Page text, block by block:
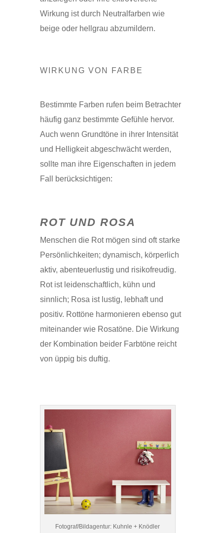
Wirkung ist durch Neutralfarben wie
beige oder hellgrau abzumildern.
WIRKUNG VON FARBE
Bestimmte Farben rufen beim Betrachter
häufig ganz bestimmte Gefühle hervor.
Auch wenn Grundtöne in ihrer Intensität
und Helligkeit abgeschwächt werden,
sollte man ihre Eigenschaften in jedem
Fall berücksichtigen:
ROT UND ROSA
Menschen die Rot mögen sind oft starke
Persönlichkeiten; dynamisch, körperlich
aktiv, abenteuerlustig und risikofreudig.
Rot ist leidenschaftlich, kühn und
sinnlich; Rosa ist lustig, lebhaft und
positiv. Rottöne harmonieren ebenso gut
miteinander wie Rosatöne. Die Wirkung
der Kombination beider Farbtöne reicht
von üppig bis duftig.
Fotograf/Bildagentur: Kuhnle + Knödler